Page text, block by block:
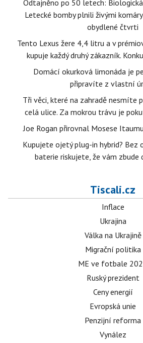
Odtajněno po 50 letech:
Letecké bomby plnili živými
obydlené čtvrti
Tento Lexus žere 4,4 litru a v
kupuje každý druhý zákazník.
Domácí okurková limonáda je
připravíte z vlastní
Tři věci, které na zahradě nesmíte
celá ulice. Za mokrou trávu je
Joe Rogan přirovnal Mosese
Kupujete ojetý plug-in hybrid? Bez
baterie riskujete, že vám zbude
Tiscali.cz
Inflace
Ukrajina
Válka na Ukrajině
Migrační politika
ME ve fotbale
Ruský prezident
Ceny energií
Evropská unie
Penzijní reforma
Vynález